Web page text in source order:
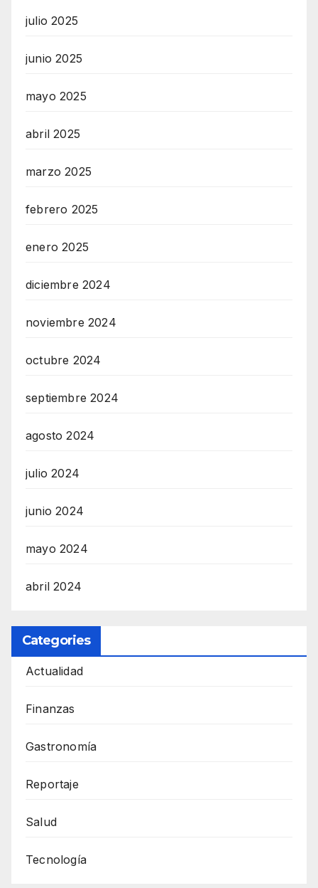
julio 2025
junio 2025
mayo 2025
abril 2025
marzo 2025
febrero 2025
enero 2025
diciembre 2024
noviembre 2024
octubre 2024
septiembre 2024
agosto 2024
julio 2024
junio 2024
mayo 2024
abril 2024
Categories
Actualidad
Finanzas
Gastronomía
Reportaje
Salud
Tecnología